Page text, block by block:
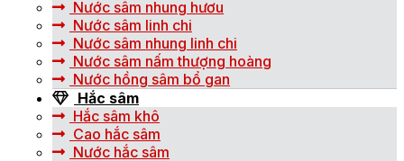
Nước sâm nhung hươu
Nước sâm linh chi
Nước sâm nhung linh chi
Nước sâm nấm thượng hoàng
Nước hồng sâm bổ gan
Hắc sâm
Hắc sâm khô
Cao hắc sâm
Nước hắc sâm